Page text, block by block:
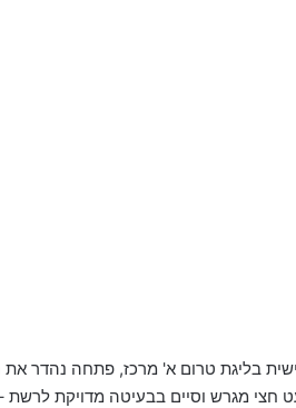
בליגת טרום א' מרכז, פתחה נהדר
בבעיטה מדויקת לרשת – 0:1 ירוק. שבע דקות לאחר